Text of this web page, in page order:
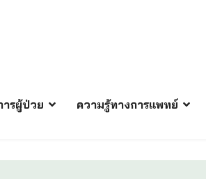
ารผู้ป่วย ความรู้ทางการแพทย์